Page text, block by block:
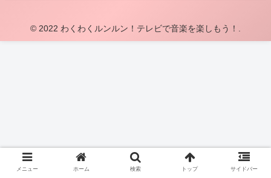
© 2022 わくわくルンルン！テレビで音楽を楽しもう！.
メニュー ホーム 検索 トップ サイドバー